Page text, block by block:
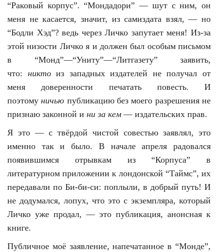
“Раковый корпус”. “Мондадори” — шут с ним, он
меня не касается, значит, из самиздата взял, — но
“Бодли Хэд”? ведь через Личко запутает меня! Из-за
этой низости Личко я и должен был особым письмом
в “Монд”—“Униту”—“Литгазету” заявить,
что: никтоиз западных издателей не получал от
меня доверенности печатать повесть. И
поэтомуничью публикацию без моего разрешения не
признаю законной и ни за кем — издательских прав.
Я это — с твёрдой чистой совестью заявлял, это
именно так и было. В начале апреля радовался
появившимся отрывкам из “Корпуса” в
литературном приложении к лондонской “Таймс”, их
передавали по Би-би-си: поплыли, в добрый путь! И
не додумался, лопух, что это с экземпляра, который
Личко уже продал, — это публикация, анонсная к
книге.
Публичное моё заявление, напечатанное в “Монде”,